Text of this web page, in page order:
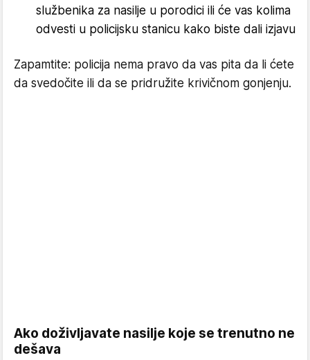
službenika za nasilje u porodici ili će vas kolima
odvesti u policijsku stanicu kako biste dali izjavu
Zapamtite: policija nema pravo da vas pita da li ćete
da svedočite ili da se pridružite krivičnom gonjenju.
Ako doživljavate nasilje koje se trenutno ne
dešava